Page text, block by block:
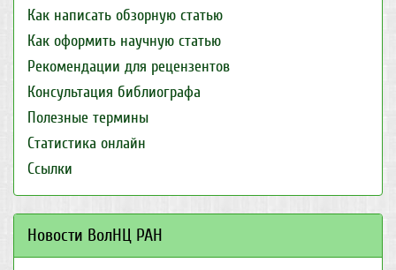
Как написать обзорную статью
Как оформить научную статью
Рекомендации для рецензентов
Консультация библиографа
Полезные термины
Статистика онлайн
Ссылки
Новости ВолНЦ РАН